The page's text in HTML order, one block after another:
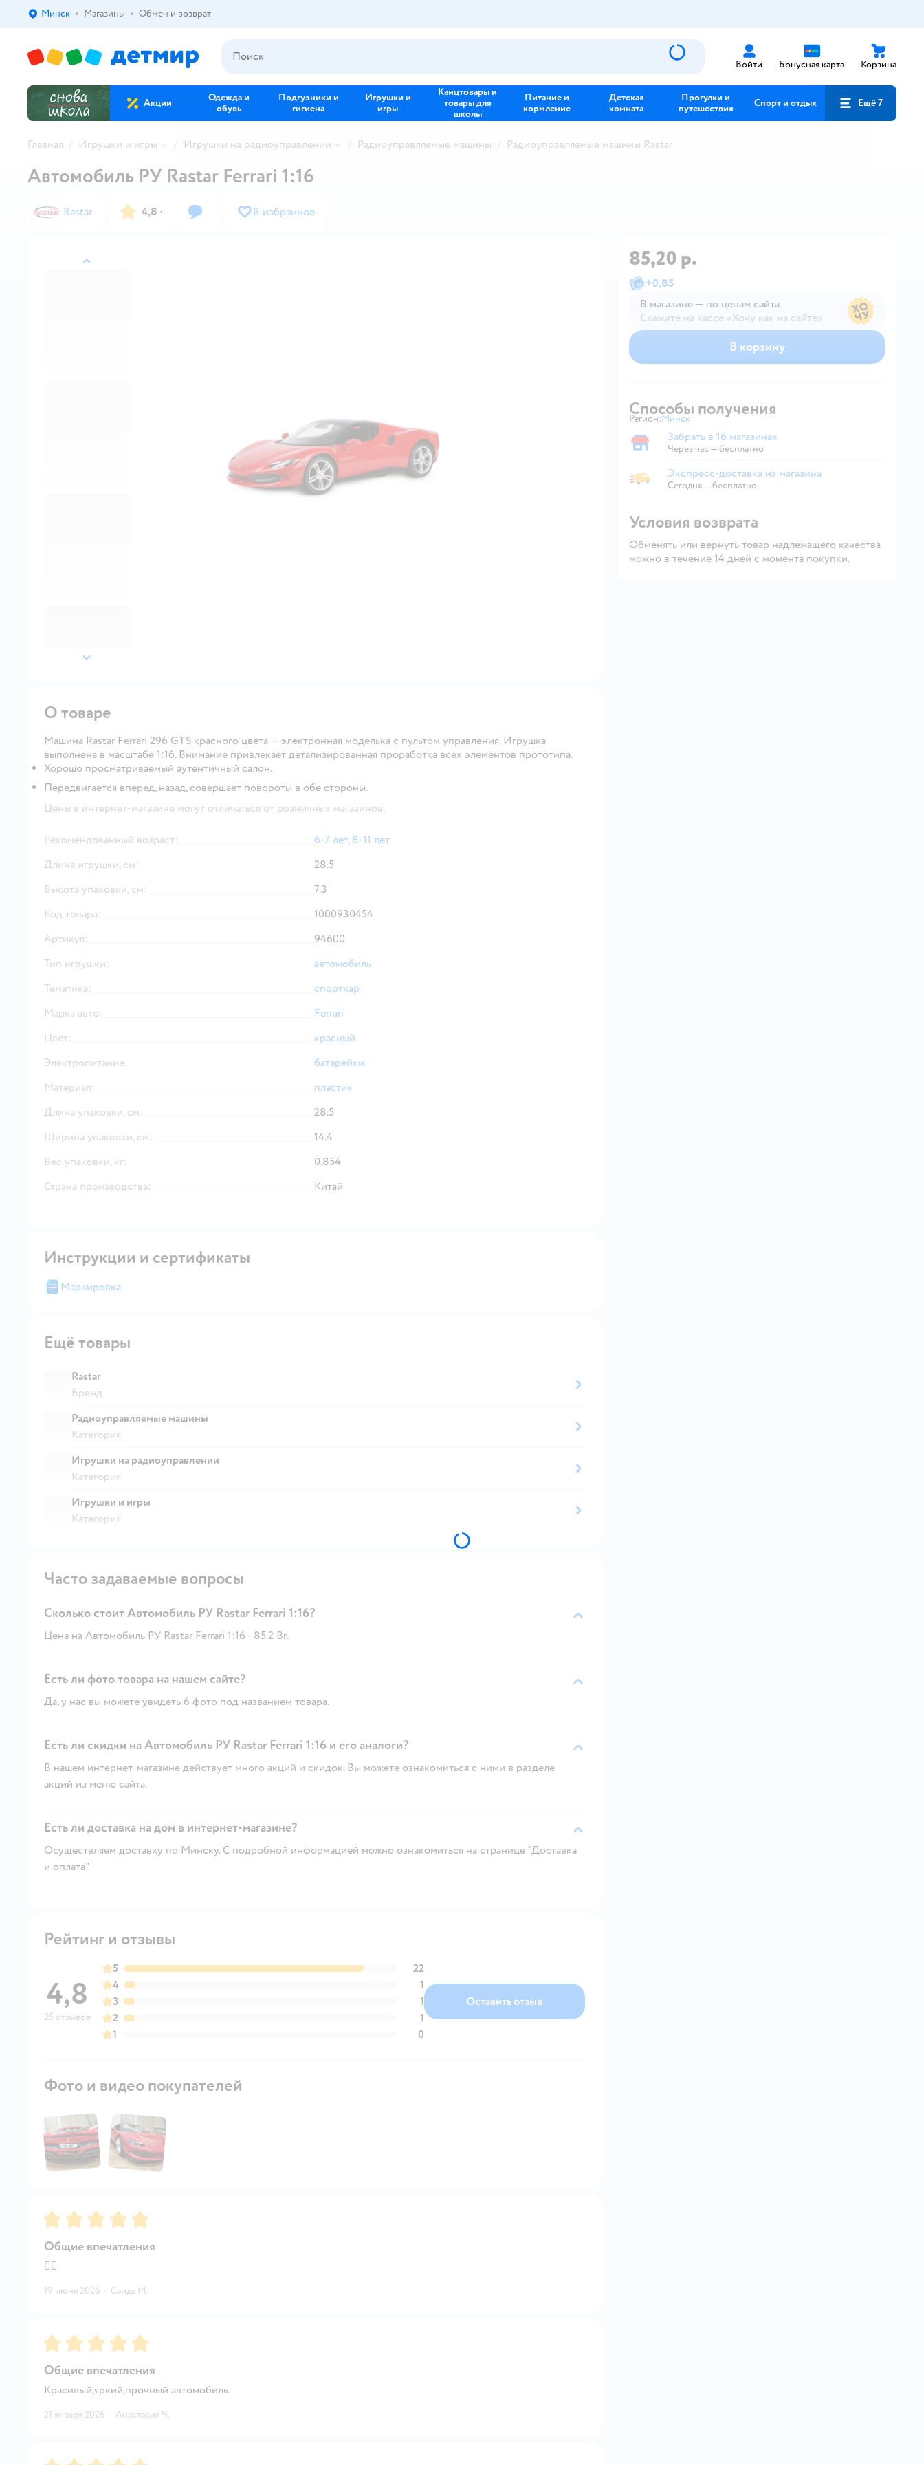
Выбор адреса доставки.
Минск Магазины Обмен и возврат
Войти Бонусная карта Корзина
Акции
Одежда и
обувь
Подгузники и
гигиена
Игрушки и
игры
Канцтовары и
товары для
школы
Питание и
кормление
Детская
комната
Прогулки и
путешествия
Спорт и отдых Ещё 7
Главная Игрушки и игры Игрушки на радиоуправлении Радиоуправляемые машины Радиоуправляемые машины Rastar
назад
далее
Автомобиль РУ Rastar Ferrari 1:16
Rastar 4,8 · В избранное
85,20 р.
+0,85
В магазине — по ценам сайта
Скажите на кассе «Хочу как на сайте»
В магазине — по ценам сайта
В корзину
Способы получения
Регион: Выбор адреса доставки.
Минск
Забрать в магазине
Забрать в 16 магазинах
Через час — бесплатно
Экспресс-доставка из магазина
Экспресс-доставка из магазина
Сегодня—бесплатно
Условия возврата
Обменять или вернуть товар надлежащего качества
можно в течение 14 дней с момента покупки.
О товаре
Машина Rastar Ferrari 296 GTS красного цвета — электронная моделька с пультом управления. Игрушка
выполнена в масштабе 1:16. Внимание привлекает детализированная проработка всех элементов прототипа.
Хорошо просматриваемый аутентичный салон.
Передвигается вперед, назад, совершает повороты в обе стороны.
Цены в интернет-магазине могут отличаться от розничных магазинов.
Рекомендованный возраст: 6-7 лет, 8-11 лет
Длина игрушки, см:
28.5
Высота упаковки, см:
7.3
Код товара:
1000930454
Артикул:
94600
Тип игрушки:
автомобиль
Тематика:
спорткар
Марка авто:
Ferrari
Цвет:
красный
Электропитание:
батарейки
Материал:
пластик
Длина упаковки, см:
28.5
Ширина упаковки, см:
14.4
Вес упаковки, кг:
0.854
Страна производства:
Китай
Инструкции и сертификаты
Маркировка
Ещё товары
Rastar
Бренд
Радиоуправляемые машины
Категория
Игрушки на радиоуправлении
Категория
Игрушки и игры
Категория
Часто задаваемые вопросы
Сколько стоит Автомобиль РУ Rastar Ferrari 1:16?
Цена на Автомобиль РУ Rastar Ferrari 1:16 - 85.2 Br.
Есть ли фото товара на нашем сайте?
Да, у нас вы можете увидеть 6 фото под названием товара.
Есть ли скидки на Автомобиль РУ Rastar Ferrari 1:16 и его аналоги?
В нашем интернет-магазине действует много акций и скидок. Вы можете ознакомиться с ними в разделе
акций из меню сайта.
Есть ли доставка на дом в интернет-магазине?
Осуществляем доставку по Минску. С подробной информацией можно ознакомиться на странице "Доставка
и оплата"
Рейтинг и отзывы
4,8
25 отзывов
5
22
4
1
3
1
2
1
1
0
Оставить отзыв
Фото и видео покупателей
Рейтинг:5
Общие впечатления
👍🏼
19 июня 2026 · Саида М.
Рейтинг:5
Общие впечатления
Красивый,яркий,прочный автомобиль.
21 января 2026 · Анастасия Ч.